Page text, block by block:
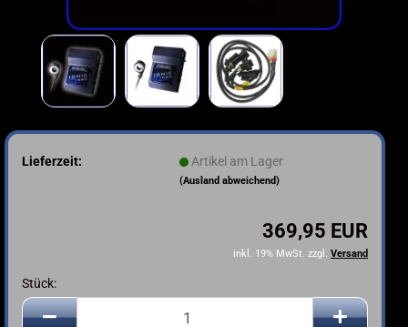
Lieferzeit: Artikel am Lager
(Ausland abweichend)
369,95 EUR
inkl. 19% MwSt. zzgl. Versand
Stück:
Stück